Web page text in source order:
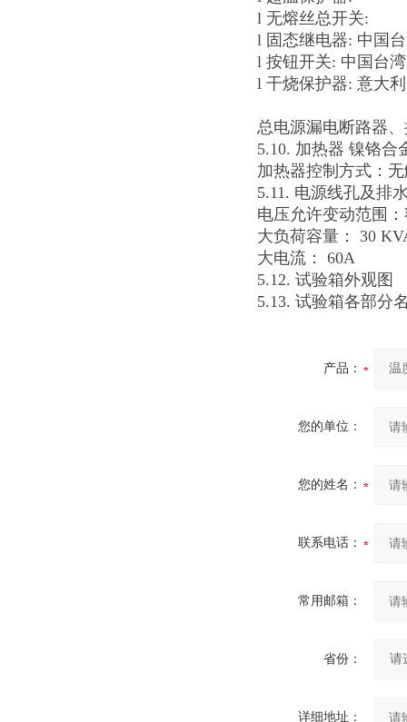
l 无熔丝总开关:
l 固态继电器: 中国
l 按钮开关: 中国台
l 干烧保护器: 意大利
总电源漏电断路器
5.10. 加热器 镍铬合
加热器控制方式：
5.11. 电源线孔及排
电压允许变动范围
大负荷容量： 30
大电流： 60A
5.12. 试验箱外观图
5.13. 试验箱各部分
产品：
您的单位：
您的姓名：
联系电话：
常用邮箱：
省份：
详细地址：